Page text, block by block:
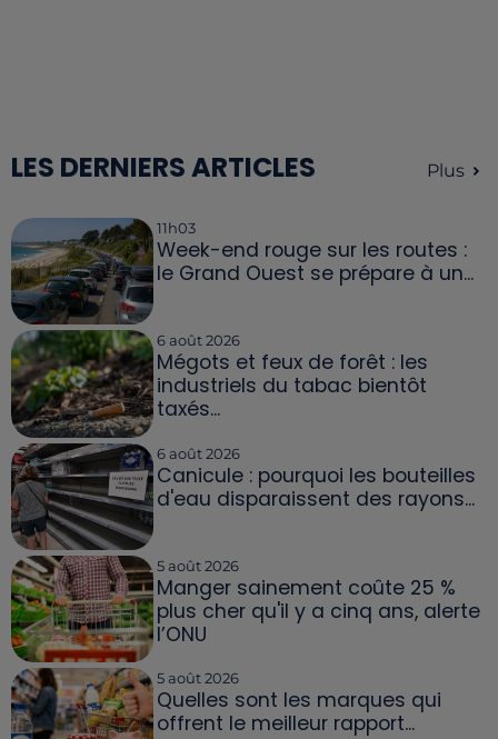
LES DERNIERS ARTICLES Plus
11h03
Week-end rouge sur les routes :
le Grand Ouest se prépare à un...
6 août 2026
Mégots et feux de forêt : les
industriels du tabac bientôt
taxés...
6 août 2026
Canicule : pourquoi les bouteilles
d'eau disparaissent des rayons...
5 août 2026
Manger sainement coûte 25 %
plus cher qu'il y a cinq ans, alerte
l’ONU
5 août 2026
Quelles sont les marques qui
offrent le meilleur rapport...